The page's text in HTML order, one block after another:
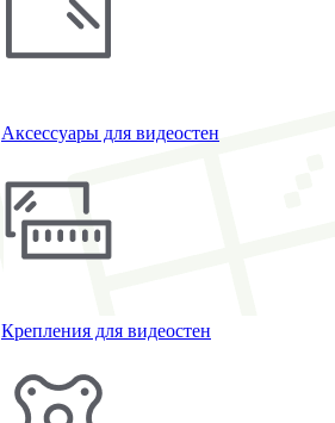
Аксессуары для видеостен
Крепления для видеостен